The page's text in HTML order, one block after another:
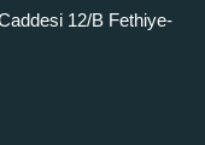
12/B Fethiye-